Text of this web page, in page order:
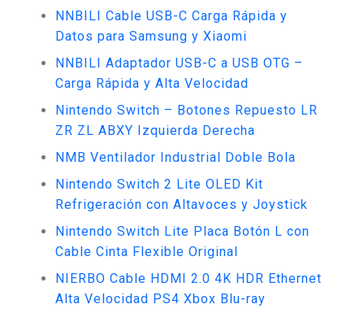
NNBILI Cable USB-C Carga Rápida y
Datos para Samsung y Xiaomi
NNBILI Adaptador USB-C a USB OTG –
Carga Rápida y Alta Velocidad
Nintendo Switch – Botones Repuesto LR
ZR ZL ABXY Izquierda Derecha
NMB Ventilador Industrial Doble Bola
Nintendo Switch 2 Lite OLED Kit
Refrigeración con Altavoces y Joystick
Nintendo Switch Lite Placa Botón L con
Cable Cinta Flexible Original
NIERBO Cable HDMI 2.0 4K HDR Ethernet
Alta Velocidad PS4 Xbox Blu-ray